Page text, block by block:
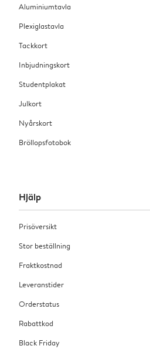
Aluminiumtavla
Plexiglastavla
Tackkort
Inbjudningskort
Studentplakat
Julkort
Nyårskort
Bröllopsfotobok
Hjälp
Prisöversikt
Stor beställning
Fraktkostnad
Leveranstider
Orderstatus
Rabattkod
Black Friday